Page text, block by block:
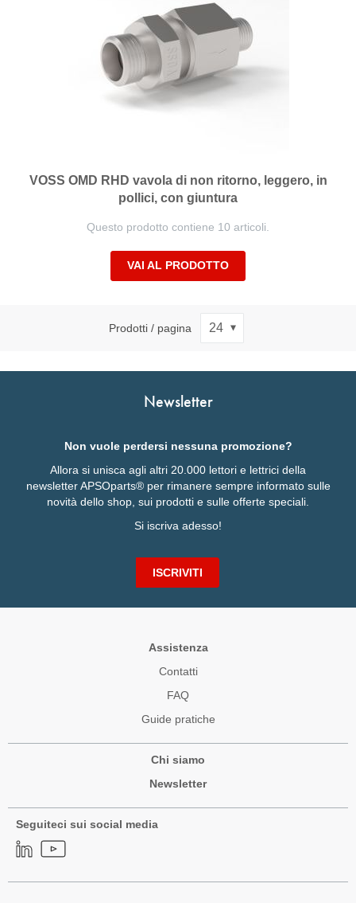
VOSS OMD RHD vavola di non ritorno, leggero, in
pollici, con giuntura
Questo prodotto contiene 10 articoli.
VAI AL PRODOTTO
Prodotti / pagina
Newsletter
Non vuole perdersi nessuna promozione?
Allora si unisca agli altri 20.000 lettori e lettrici della
newsletter APSOparts® per rimanere sempre informato sulle
novità dello shop, sui prodotti e sulle offerte speciali.
Si iscriva adesso!
ISCRIVITI
Assistenza
Contatti
FAQ
Guide pratiche
Chi siamo
Newsletter
Seguiteci sui social media